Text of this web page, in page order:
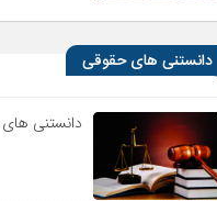
دانستنی های حقوقی
دانستنی